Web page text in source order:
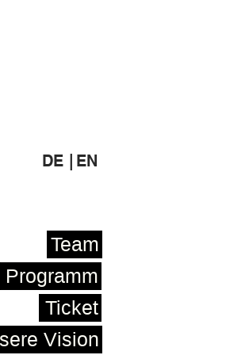
DE | EN
Team
Programm
Ticket
Vision